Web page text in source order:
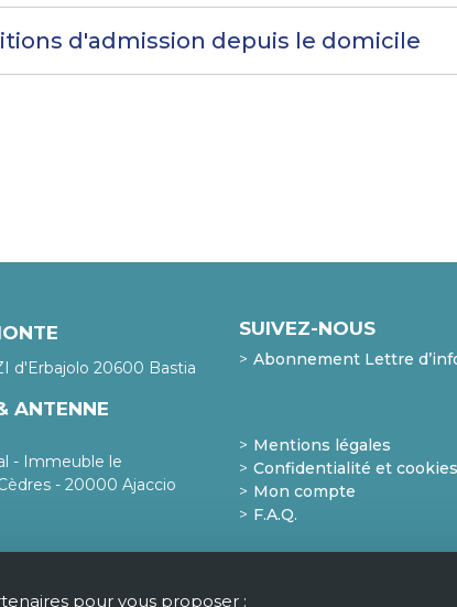
d'admission depuis le domicile
d'Erbajolo 20600 Bastia
ANTENNE
- Immeuble le
- 20000 Ajaccio
SUIVEZ-NOUS
Abonnement Lettre
Mentions légales
Confidentialité et cookies
Mon compte
F.A.Q.
pour vous proposer :